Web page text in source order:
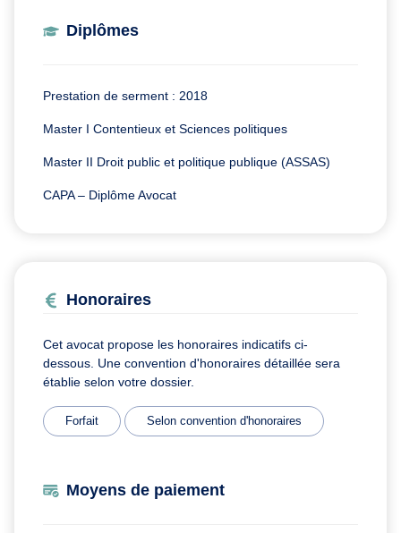
Diplômes
Prestation de serment : 2018
Master I Contentieux et Sciences politiques
Master II Droit public et politique publique (ASSAS)
CAPA – Diplôme Avocat
Honoraires
Cet avocat propose les honoraires indicatifs ci-
dessous. Une convention d'honoraires détaillée sera
établie selon votre dossier.
Forfait Selon convention d'honoraires
Moyens de paiement